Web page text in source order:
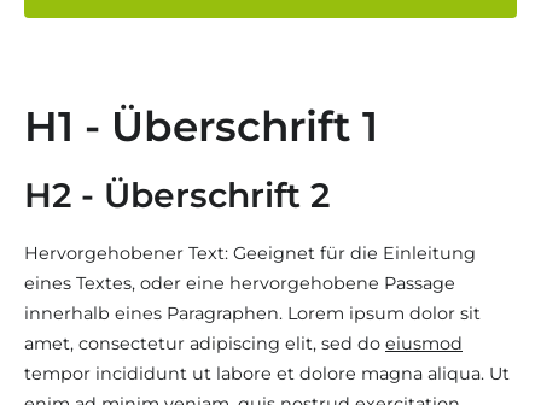
H1 - Überschrift 1
H2 - Überschrift 2
Hervorgehobener Text: Geeignet für die Einleitung
eines Textes, oder eine hervorgehobene Passage
innerhalb eines Paragraphen. Lorem ipsum dolor sit
amet, consectetur adipiscing elit, sed do eiusmod
tempor incididunt ut labore et dolore magna aliqua. Ut